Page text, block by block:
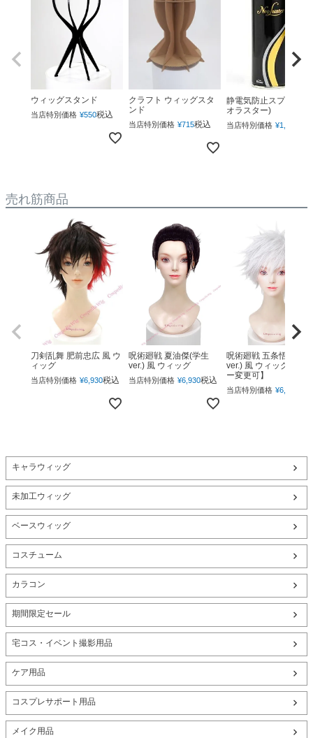
ウィッグスタンド
当店特別価格 ¥550税込
クラフト ウィッグスタ
ンド
当店特別価格 ¥715税込
静電気防止スプレー(ネ
オラスター)
当店特別価格 ¥1,760
売れ筋商品
刀剣乱舞 肥前忠広 風 ウ
ィッグ
当店特別価格 ¥6,930税込
呪術廻戦 夏油傑(学生
ver.) 風 ウィッグ
当店特別価格 ¥6,930税込
呪術廻戦 五条悟(下ろ
ver.) 風 ウィッグ 【カ
ー変更可】
当店特別価格 ¥6,930
キャラウィッグ
未加工ウィッグ
ベースウィッグ
コスチューム
カラコン
期間限定セール
宅コス・イベント撮影用品
ケア用品
コスプレサポート用品
メイク用品